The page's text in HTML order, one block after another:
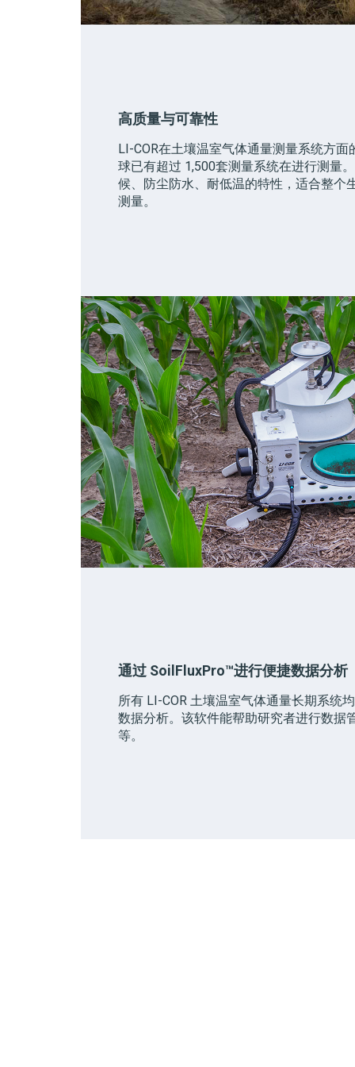
高质量与可靠性
LI-COR在土壤温室气体通量测量系统方面
球已有超过 1,500套测量系统在进行测量
候、防尘防水、耐低温的特性，适合整个
测量。
通过 SoilFluxPro™进行便捷数据分析
所有 LI-COR 土壤温室气体通量长期系统
数据分析。该软件能帮助研究者进行数据
等。